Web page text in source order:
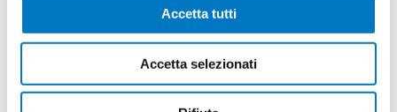
Accetta tutti
Accetta selezionati
Condividi
facebook
twitterLinkedIn
whatsapp
e-